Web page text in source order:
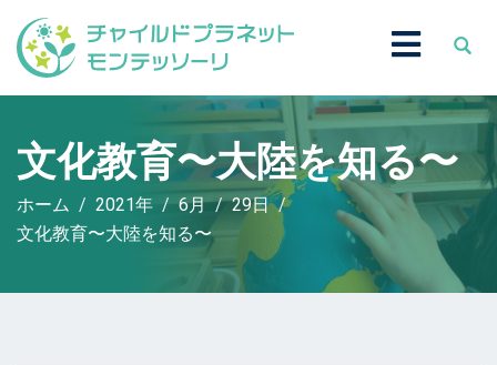
文化教育〜大陸を知る〜
ホーム 2021年 6月
29日
文化教育〜大陸を知る〜